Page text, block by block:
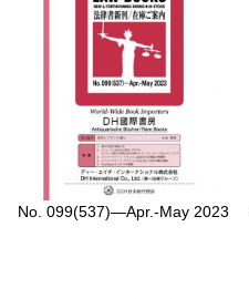
No. 099(537)—Apr.-May 2023